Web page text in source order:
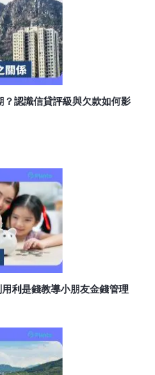
認識信貸評級與欠款如何影
利是錢教導小朋友金錢管理